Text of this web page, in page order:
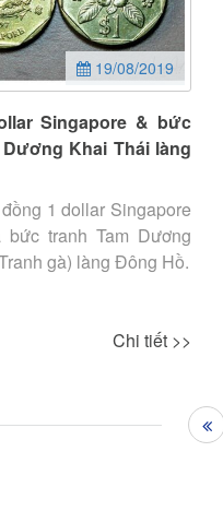
19/08/2019
Singapore & bức
Khai Thái làng
1 dollar Singapore
tranh Tam Dương
gà) làng Đông Hồ.
Chi tiết >>